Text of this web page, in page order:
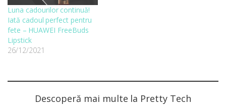
Luna cadourilor continuă!
Iată cadoul perfect pentru
fete – HUAWEI FreeBuds
Lipstick
26/12/2021
Descoperă mai multe la Pretty Tech